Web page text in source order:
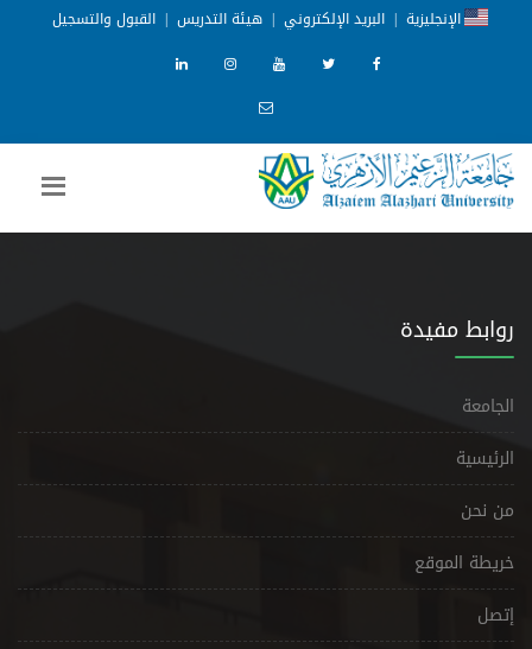
الإنجليزية | البريد الإلكتروني | هيئة التدريس | القبول والتسجيل
روابط مفيدة
الجامعة
الرئيسية
من نحن
خريطة الموقع
إتصل